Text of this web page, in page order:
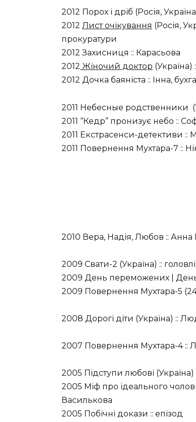
2012 Порох і дріб (Росія,
2012 Лист очікування (Росія,
прокуратури
2012 Захисниця :: Карасьова
2012 Жіночий доктор (Україна)
2012 Дочка баяніста :: Інна,
2011 Небесные родственники
2011 “Кедр” пронизує небо ::
2011 Екстрасенси-детективи ::
2011 Повернення Мухтара-7 ::
2010 Вера, Надія, Любов ::
2009 Свати-2 (Україна) ::
2009 День переможених |
2009 Повернення Мухтара-5 (24,
2008 Дорогі діти (Україна) ::
2007 Повернення Мухтара-4 ::
2005 Підступи любові
2005 Міф про ідеального
Василькова
2005 Побічні докази :: епізод